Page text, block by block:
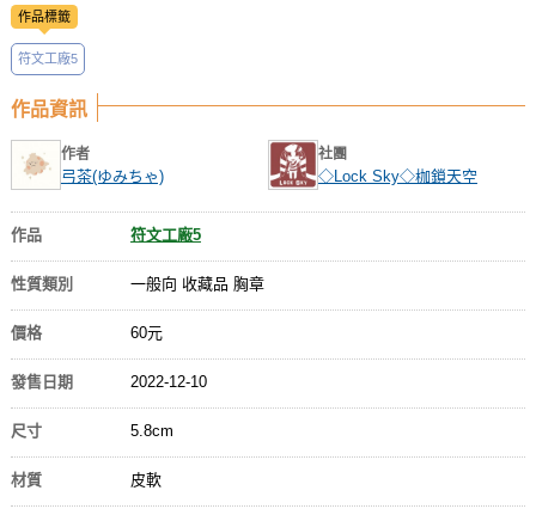
作品標籤
符文工廠5
作品資訊
作者
弓茶(ゆみちゃ)
社團
◇Lock Sky◇枷鎖天空
作品 符文工廠5
性質類別 一般向 收藏品 胸章
價格 60元
發售日期 2022-12-10
尺寸 5.8cm
材質 皮軟